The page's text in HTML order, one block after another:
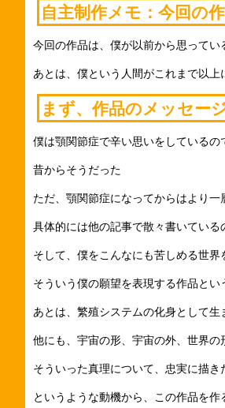
自主制作メモ：今回の
今回の作品は、僕が以前から思って
あとは、僕という人間がこれまで以
まず、作品のメッセー
僕は顎関節症で辛い思いをしている
昔からそうだった
ただ、顎関節症になってからはより
具体的には他の記事で散々書いてい
そして、僕をこんなにも苦しめる世界
そういう僕の願望を表現する作品と
あとは、繁殖システムの化身として
他にも、宇宙の形、宇宙の外、世界の
そういった真理について、忠実に描
というような動機から、この作品を作